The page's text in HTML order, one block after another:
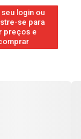
seu login ou
se para
preços e